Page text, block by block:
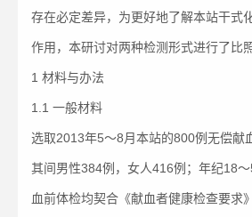
存在必定差异，为更好地了解本站干式
作用，本研讨对两种检测形式进行了比
1 材料与办法
1.1 一般材料
选取2013年5～8月本站的800例无偿献
其间男性384例，女人416例；年纪18
血前体检均契合《献血者健康检查要求